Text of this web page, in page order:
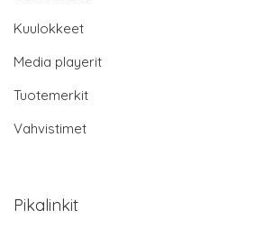
Kuulokkeet
Media playerit
Tuotemerkit
Vahvistimet
Pikalinkit